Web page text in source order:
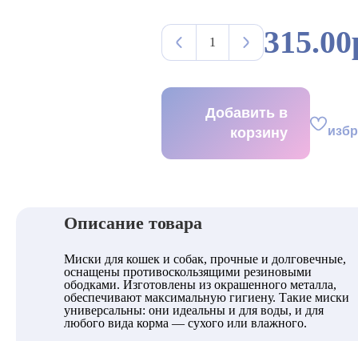
Добавить в
корзину
Описание товара
Миски для кошек и собак, прочные и долговечные,
оснащены противоскользящими резиновыми
ободками. Изготовлены из окрашенного металла,
обеспечивают максимальную гигиену. Такие миски
универсальны: они идеальны и для воды, и для
любого вида корма — сухого или влажного.